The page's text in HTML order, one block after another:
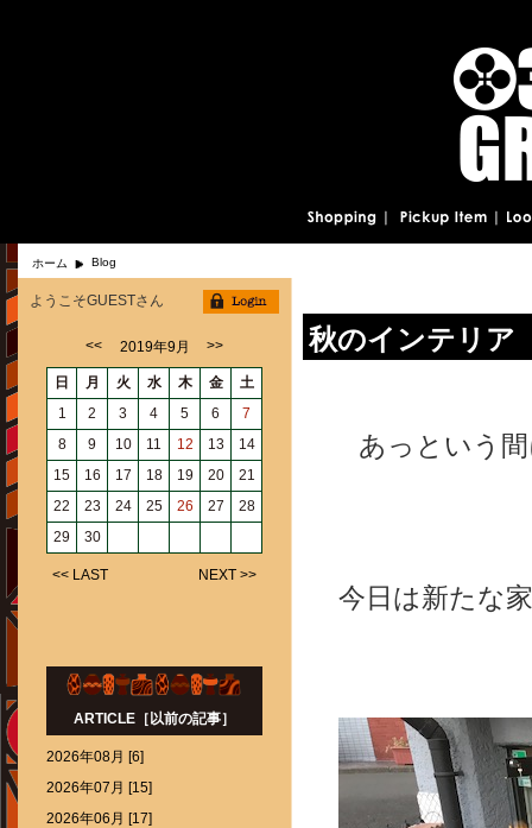
ホーム Blog
秋のインテリア
あっという
今日は新たな
ようこそGUESTさん
<< 2019年9月 >>
日 月 火 水 木 金
土
1
2 3 4 5 6
7
8
9 10 11 12 13
14
15
16 17 18 19 20
21
22
23 24 25 26 27
28
29
30
<< LAST NEXT >>
ARTICLE［以前の記事］
2026年08月 [6]
2026年07月 [15]
2026年06月 [17]